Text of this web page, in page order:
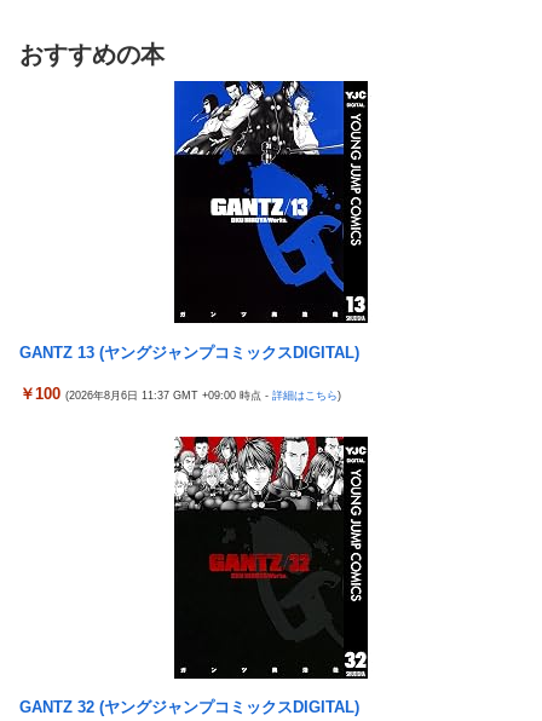
け投稿など嘘だらけｗｗｗｗｗｗｗｗ
【悲報】桐谷さん「人生かけて7億円貯めたのにガンで死ぬか
も。もっと素直に遊べばよかった。」
れいわ新選組、党名変更を発表 新党名は...
精神科に通院してるけど「ヤンキー・ギャル・体育会系・茶髪や
金髪の人」を待合室で一度も見たことない
ミヤネ屋に出演した左派の社会学者、イオン爆発事故の例のテナ
【草】アル中「水飲みたくない！」 グラス「はい転倒」
「こんな事になるんやから強制置き配は止めておくべき」とユー
ザーがドン引き、UberEatsが導入した強制置き配が起こしたの
は……
演劇のせいで2人も無駄死ににwwww
【悲報】ライター「ちいかわが反社とコラボしてた」ﾊﾟｼｬｯ
死神のコスプレをして隣のビルの屋上から病院を眺めていた男を
【画像】コスプレイヤーが死ぬ気で痩せた結果ｗｗｗｗ
【悲報】福岡の電車、完全にやらかす。構内アナウンスでド下ネ
ぎる…
「こんな事になるんやから強制置き配は止めておくべき」とユー
ザーがドン引き、UberEatsが導入した強制置き配が起こしたの
女さん、ワンピースグッズを大量注文→全キャンセルで逮捕ｗｗ
【日向坂46】 かほりん、ありのままの姿・・・【藤嶌果歩1st写
【画像】スト6に彗星の如く現れたフィリピン人キャラが可愛す
周囲の人「おい見ろよ…」「一人で来てんのかな…？ｗ」「腹で
けーｗ」一人焼肉ワイ「……ッ…！」
ｗｗｗ
【悲報】ワンダンス作者「手書きでダンスアニメ描いてみまし
た」←アニメの当てつけにしか見えないと話題に
エアギアって再アニメ化したら良さそうじゃない？ ちゃんとエロ
さとか大暮のセンスを忠実に再現して
涌井秀章(40) 2.88 3勝1敗 4QS K/BB10.00
神谷玲子の新台は神ぱち!? #75【「e七つの大罪3」1回転で大当
たり＝速さが段違い！渾身のRUSHに神谷が挑む！！】
【実戦報告】Lストリートファイター6の評判まとめ！ヤレる感が
おすすめの本
GANTZ 13 (ヤングジャンプコミックスDIGITAL)
￥100 (2026年8月6日 11:37 GMT +09:00 時点 - 詳細はこちら)
GANTZ 32 (ヤングジャンプコミックスDIGITAL)